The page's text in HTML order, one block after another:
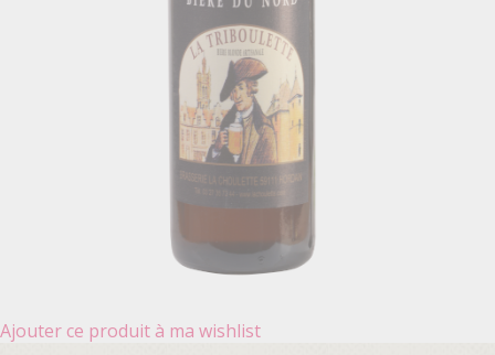
Ajouter ce produit à ma wishlist